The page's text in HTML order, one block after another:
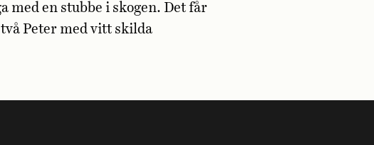
med en stubbe i skogen. Det får
Peter med vitt skilda